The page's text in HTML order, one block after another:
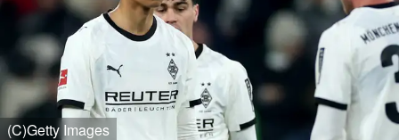
(C)Getty Images